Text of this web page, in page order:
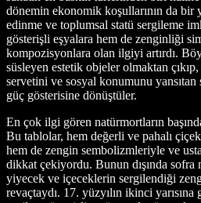
dönemin ekonomik koşullarının da bir
edinme ve toplumsal statü sergileme
gösterişli eşyalara hem de zenginliği
kompozisyonlara olan ilgiyi artırdı.
süsleyen estetik objeler olmaktan
servetini ve sosyal konumunu
güç gösterisine dönüştüler.
En çok ilgi gören natürmortların
Bu tablolar, hem değerli ve pahalı
hem de zengin sembolizmleriyle ve
dikkat çekiyordu. Bunun dışında sofra
yiyecek ve içeceklerin sergilendiği
revaçtaydı. 17. yüzyılın ikinci